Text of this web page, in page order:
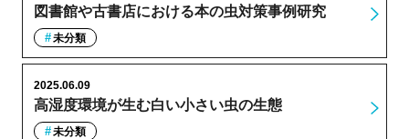
図書館や古書店における本の虫対策事例研究
未分類
高湿度環境が生む白い小さい虫の生態
2025.06.09
未分類